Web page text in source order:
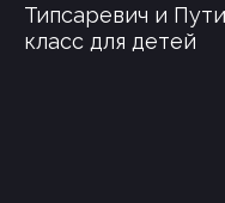
Типсаревич и
класс для детей